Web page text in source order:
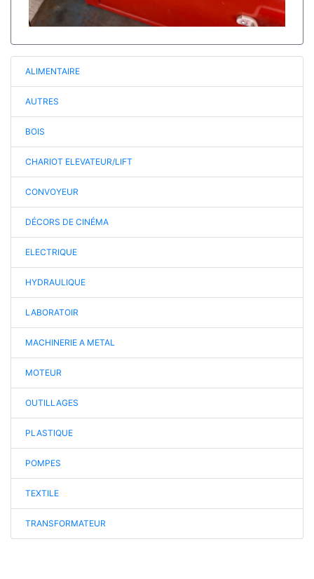
ALIMENTAIRE
AUTRES
BOIS
CHARIOT ELEVATEUR/LIFT
CONVOYEUR
DÉCORS DE CINÉMA
ELECTRIQUE
HYDRAULIQUE
LABORATOIR
MACHINERIE A METAL
MOTEUR
OUTILLAGES
PLASTIQUE
POMPES
TEXTILE
TRANSFORMATEUR